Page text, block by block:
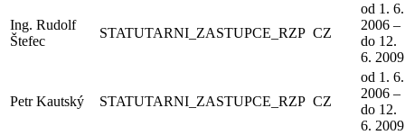
Ing. Rudolf
Štefec
STATUTARNI_ZASTUPCE_RZP CZ
od 1. 6.
2006 –
do 12.
6. 2009
Petr Kautský STATUTARNI_ZASTUPCE_RZP CZ
od 1. 6.
2006 –
do 12.
6. 2009